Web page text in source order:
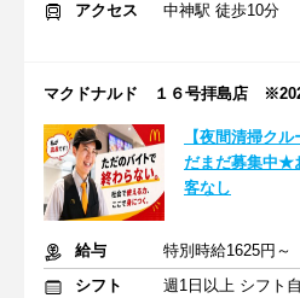
アクセス
中神駅 徒歩10分
マクドナルド １６号拝島店
【夜間清掃ク
だまだ募集中★
客なし
給与
シフト
週1日以上 シフト